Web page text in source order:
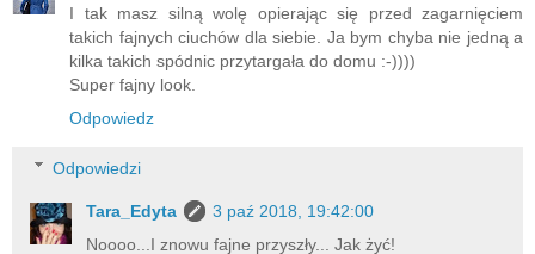
I tak masz silną wolę opierając się przed zagarnięciem
takich fajnych ciuchów dla siebie. Ja bym chyba nie jedną a
kilka takich spódnic przytargała do domu :-))))
Super fajny look.
Odpowiedz
Odpowiedzi
Tara_Edyta
3 paź 2018, 19:42:00
Noooo...I znowu fajne przyszły... Jak żyć!